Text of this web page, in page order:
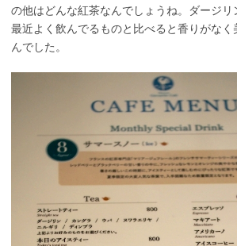
の他はどんな紅茶なんでしょうね。ダージリ
最近よく飲んでるものと比べると香りがな
んでした。